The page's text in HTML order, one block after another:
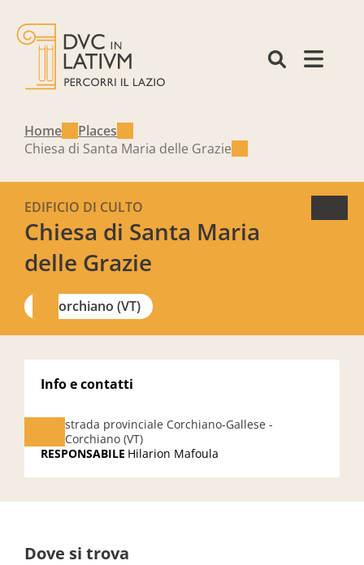
Home
Places
Chiesa di Santa Maria delle Grazie
Chiesa di Santa Maria
delle Grazie
EDIFICIO DI CULTO
Corchiano (VT)
Info e contatti
strada provinciale Corchiano-Gallese -
Corchiano (VT)
RESPONSABILE Hilarion Mafoula
Dove si trova